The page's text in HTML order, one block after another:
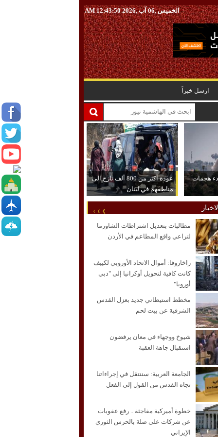
الخميس ,06 آب ,2026 12:43:51 AM
ارسل خبراً
هجمات
عودة أكثر من 800 ألف نازح الى
مناطقهم في لبنان
مطالبات بتعديل اشتراطات الشاورما
لتراعي واقع المطاعم في الأردن
زاخاروفا: أموال الاتحاد الأوروبي لكييف
كانت كافية لتحويل أوكرانيا إلى "دبي
أوروبا"
مخطط استيطاني جديد بعزل القدس
الشرقية عن بيت لحم
شيوخ ووجهاء في معان يرفضون
استقبال جاهة العقبة
الجامعة العربية: سننتقل في إجراءاتنا
تجاه القدس من القول إلى الفعل
خطوة أميركية مفاجئة .. رفع عقوبات
عن شركات على صلة بالحرس الثوري
الإيراني